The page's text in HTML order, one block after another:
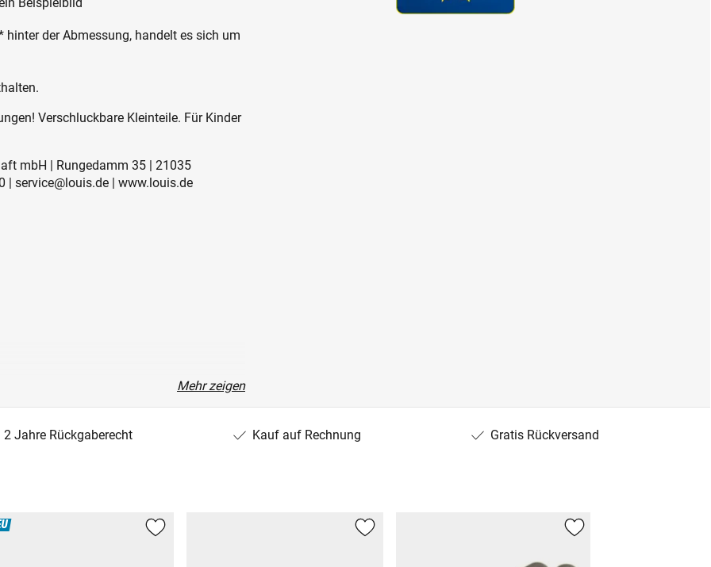
der Abmessung, handelt es sich um
Verschluckbare Kleinteile. Für Kinder
mbH | Rungedamm 35 | 21035
| service@louis.de | www.louis.de
Mehr zeigen
2 Jahre Rückgaberecht Kauf auf Rechnung Gratis Rückversand